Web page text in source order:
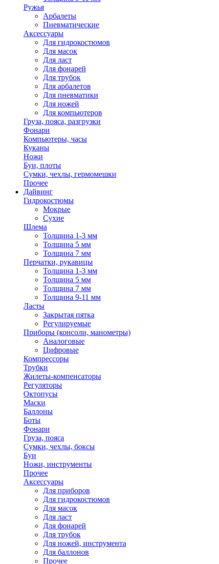
Ружья
Арбалеты
Пневматические
Аксессуары
Для гидрокостюмов
Для масок
Для ласт
Для фонарей
Для трубок
Для арбалетов
Для пневматики
Для ножей
Для компьютеров
Груза, пояса, разгрузки
Фонари
Компьютеры, часы
Куканы
Ножи
Буи, плоты
Сумки, чехлы, гермомешки
Прочее
Дайвинг
Гидрокостюмы
Мокрые
Сухие
Шлема
Толщина 1-3 мм
Толщина 5 мм
Толщина 7 мм
Перчатки, рукавицы
Толщина 1-3 мм
Толщина 5 мм
Толщина 7 мм
Толщина 9-11 мм
Ласты
Закрытая пятка
Регулируемые
Приборы (консоли, манометры)
Аналоговые
Цифровые
Компрессоры
Трубки
Жилеты-компенсаторы
Регуляторы
Октопусы
Маски
Баллоны
Боты
Фонари
Груза, пояса
Сумки, чехлы, боксы
Буи
Ножи, инструменты
Прочее
Аксессуары
Для приборов
Для гидрокостюмов
Для масок
Для ласт
Для фонарей
Для трубок
Для ножей, инструмента
Для баллонов
Прочее